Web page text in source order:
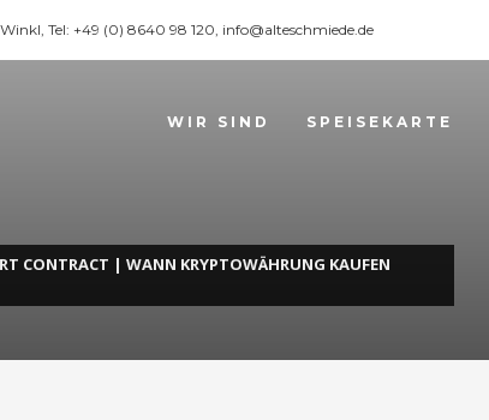
Tel: +49 (0) 8640 98 120, info@alteschmiede.de
WIR SIND SPEISEKARTE
CONTRACT | WANN KRYPTOWÄHRUNG KAUFEN